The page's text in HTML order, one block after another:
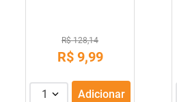
R$ 128,14
R$ 9,99
1 Adicionar